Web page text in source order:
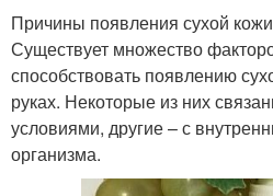
Причины появления сухой кожи
Существует множество
способствовать появлению
руках. Некоторые из них
условиями, другие – с
организма.